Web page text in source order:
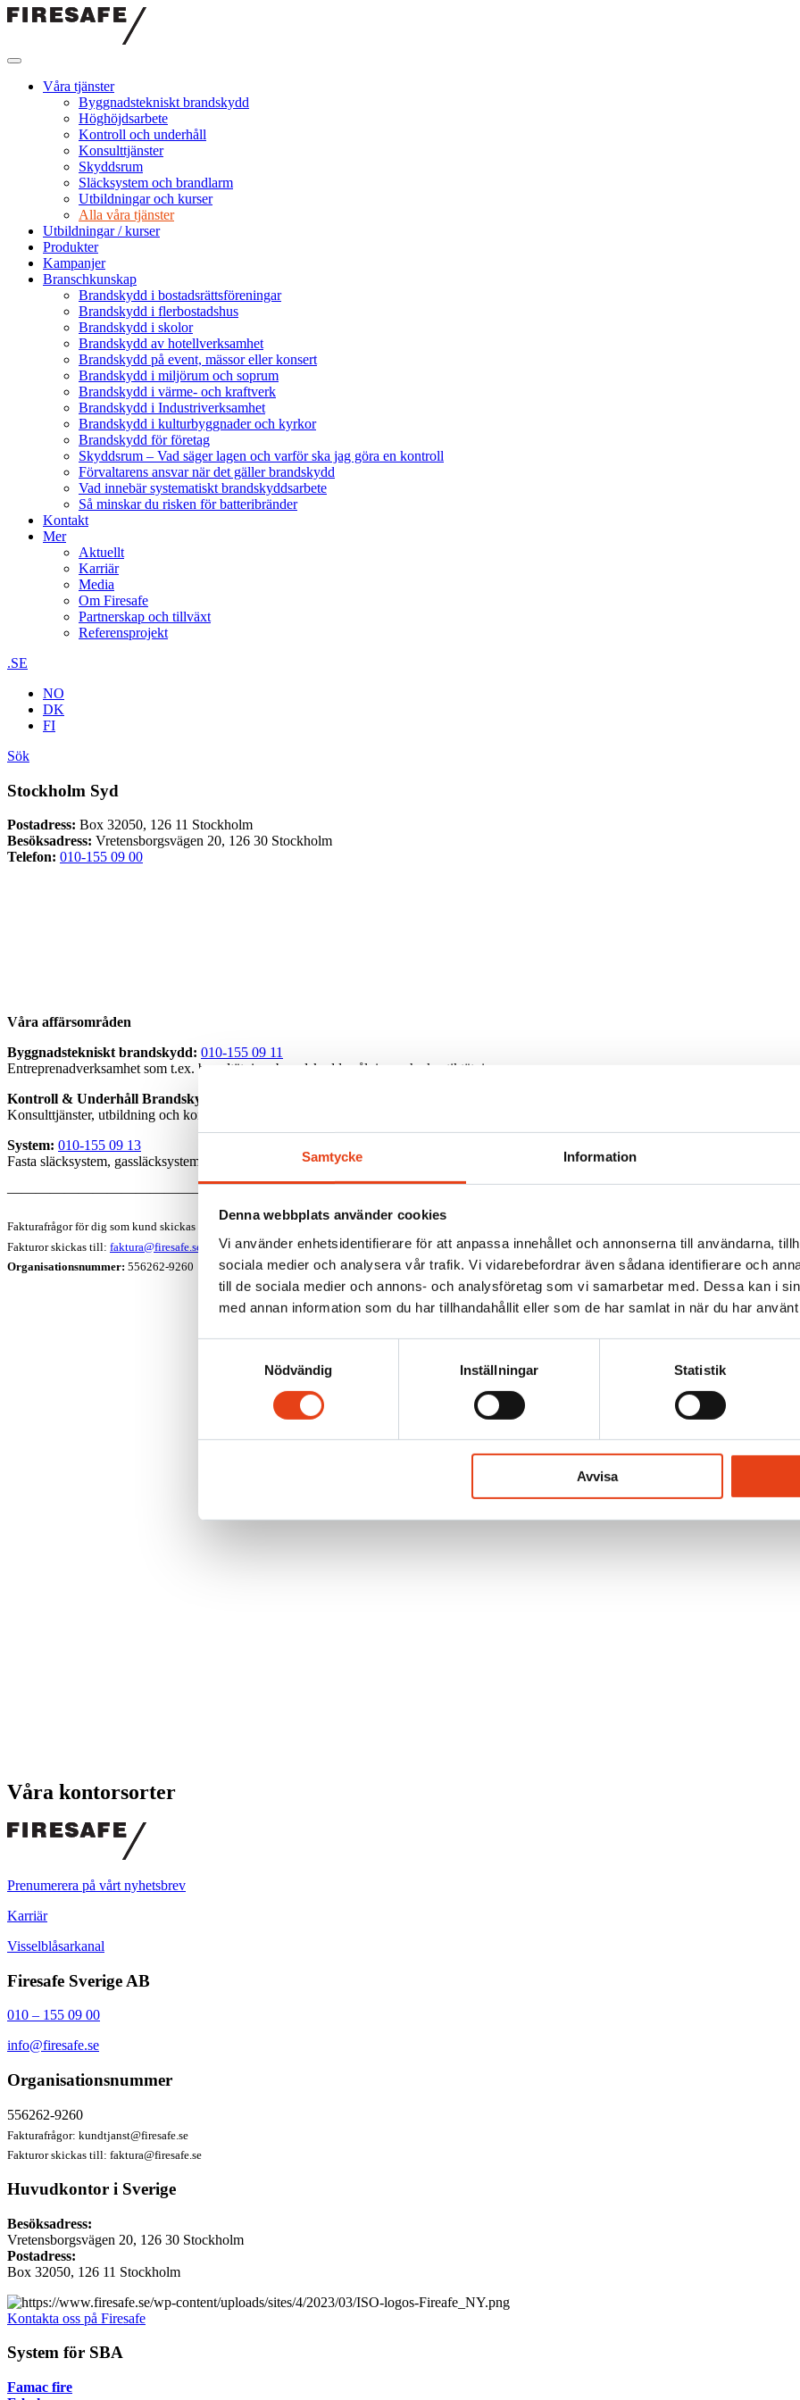
Samtycke Information
Denna webbplats använder cookies
Vi använder enhetsidentifierare för att anpassa innehållet och annonserna till användarna,
sociala medier och analysera vår trafik. Vi vidarebefordrar även sådana identifierare och
till de sociala medier och annons- och analysföretag som vi samarbetar med. Dessa kan i
med annan information som du har tillhandahållit eller som de har samlat in när du har
Nödvändig
Inställningar Statistik
Avvisa
Hoppa
Firesafe
Våra tjänster
Byggnadstekniskt brandskydd
Höghöjdsarbete
Kontroll och underhåll
Konsulttjänster
Skyddsrum
Släcksystem och brandlarm
Utbildningar och kurser
Alla våra tjänster
Utbildningar / kurser
Produkter
Kampanjer
Branschkunskap
Brandskydd i bostadsrättsföreningar
Brandskydd i flerbostadshus
Brandskydd i skolor
Brandskydd av hotellverksamhet
Brandskydd på event, mässor eller konsert
Brandskydd i miljörum och soprum
Brandskydd i värme- och kraftverk
Brandskydd i Industriverksamhet
Brandskydd i kulturbyggnader och kyrkor
Brandskydd för företag
Skyddsrum – Vad säger lagen och varför ska jag göra en kontroll
Förvaltarens ansvar när det gäller brandskydd
Vad innebär systematiskt brandskyddsarbete
Så minskar du risken för batteribränder
Kontakt
Mer
Aktuellt
Karriär
Media
Om Firesafe
Partnerskap och tillväxt
Referensprojekt
.SE
NO
DK
FI
Sök
Stockholm Syd
Postadress: Box 32050, 126 11 Stockholm
Besöksadress: Vretensborgsvägen 20, 126 30 Stockholm
Telefon: 010-155 09 00
Våra affärsområden
Byggnadstekniskt brandskydd: 010-155 09 11
Entreprenadverksamhet som t.ex. brandtätning, brandskyddsmålning och akustiktätning.
Kontroll & Underhåll Brandskydd:
Konsulttjänster, utbildning och kontroll av brandredskap.
System: 010-155 09 13
Fasta släcksystem, gassläcksystem och brandlarm.
—————————————————————————
Fakturafrågor för dig som kund skickas till:
kundtjanst@firesafe.se
Fakturor skickas till: faktura@firesafe.se
Organisationsnummer: 556262-9260
Våra kontorsorter
Prenumerera på vårt nyhetsbrev
Karriär
Visselblåsarkanal
Firesafe Sverige AB
010 – 155 09 00
info@firesafe.se
Organisationsnummer
556262-9260
Fakturafrågor: kundtjanst@firesafe.se
Fakturor skickas till: faktura@firesafe.se
Huvudkontor i Sverige
Besöksadress:
Vretensborgsvägen 20, 126 30 Stockholm
Postadress:
Box 32050, 126 11 Stockholm
Kontakta oss på Firesafe
System för SBA
Famac fire